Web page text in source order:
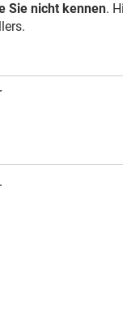
Sie nicht kennen.